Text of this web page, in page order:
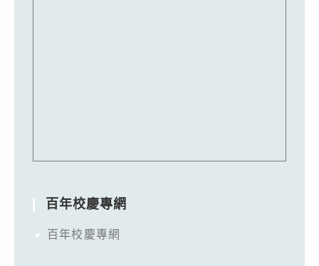
百年校慶專網
百年校慶專網